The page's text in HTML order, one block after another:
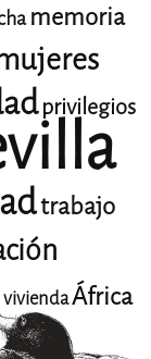
memoria
privilegios
trabajo
viviendaÁfrica